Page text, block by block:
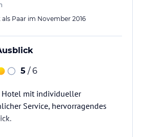
als Paar im November 2016
5 / 6
Hotel mit individueller
Service, hervorragendes